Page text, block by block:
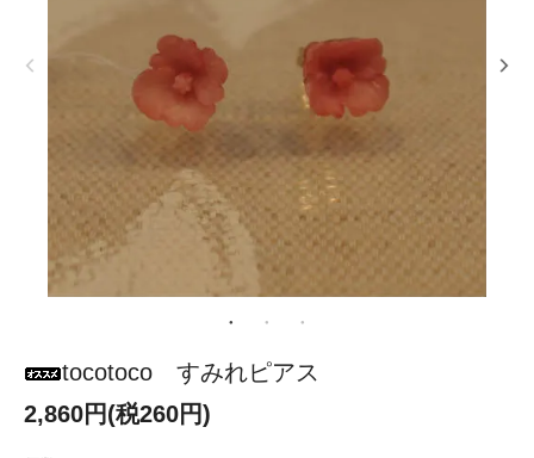
tocotoco すみれピアス
2,860円(税260円)